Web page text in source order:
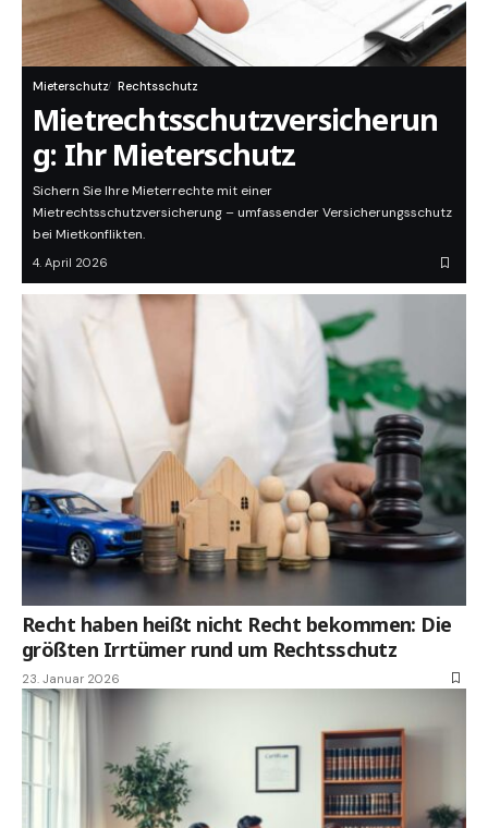
Mieterschutz Rechtsschutz
Mietrechtsschutzversicherun
g: Ihr Mieterschutz
Sichern Sie Ihre Mieterrechte mit einer
Mietrechtsschutzversicherung – umfassender Versicherungsschutz
bei Mietkonflikten.
4. April 2026
Recht haben heißt nicht Recht bekommen: Die
größten Irrtümer rund um Rechtsschutz
23. Januar 2026